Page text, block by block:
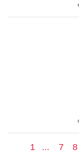
1 ... 7 8